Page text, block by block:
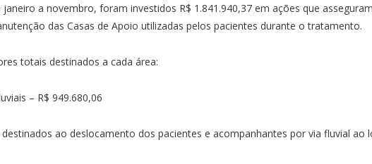
a novembro, foram investidos R$ 1.841.940,37 em ações que
das Casas de Apoio utilizadas pelos pacientes durante o tratamento.
totais destinados a cada área:
– R$ 949.680,06
ao deslocamento dos pacientes e acompanhantes por via fluvial ao